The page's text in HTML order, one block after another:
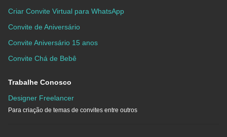
Criar Convite Virtual para WhatsApp
Convite de Aniversário
Convite Aniversário 15 anos
Convite Chá de Bebê
Trabalhe Conosco
Designer Freelancer
Para criação de temas de convites entre outros